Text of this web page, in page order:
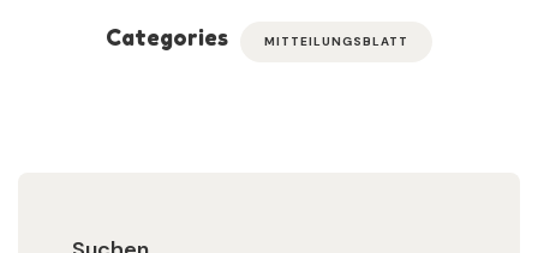
Categories MITTEILUNGSBLATT